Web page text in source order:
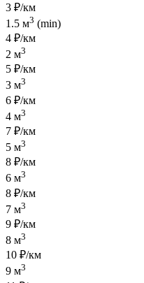
3 ₽/км
1.5 м3 (min)
4 ₽/км
2 м3
5 ₽/км
3 м3
6 ₽/км
4 м3
7 ₽/км
5 м3
8 ₽/км
6 м3
8 ₽/км
7 м3
9 ₽/км
8 м3
10 ₽/км
9 м3